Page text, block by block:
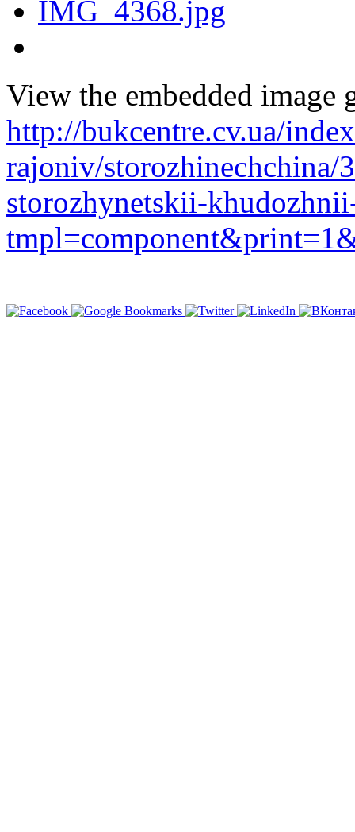
View the embedded image
http://bukcentre.cv.ua/
rajoniv/
storozhynetskii-